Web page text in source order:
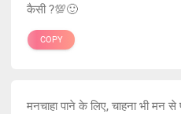
कैसी ?💯🙂
COPY
मनचाहा पाने के लिए, चाहना भी मन